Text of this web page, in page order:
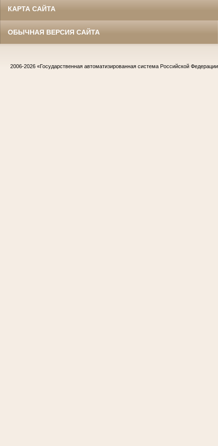
КАРТА САЙТА
ОБЫЧНАЯ ВЕРСИЯ САЙТА
2006-2026 «Государственная автоматизированная система Российской